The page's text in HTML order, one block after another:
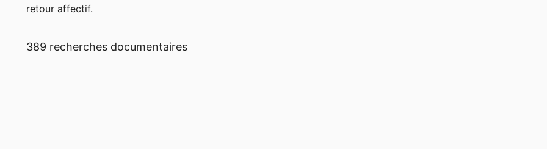
retour affectif.
389 recherches documentaires